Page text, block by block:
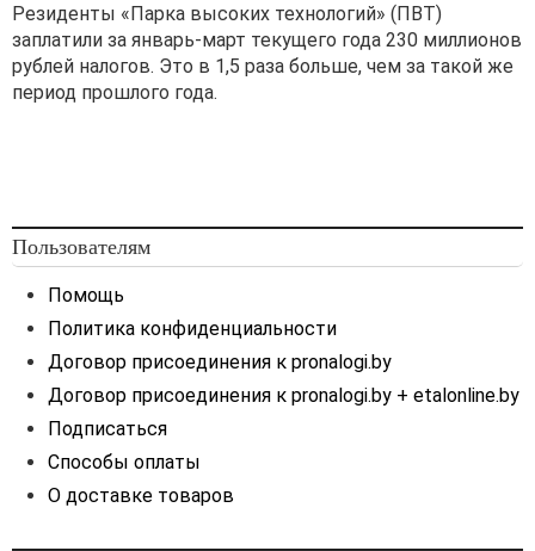
Резиденты «Парка высоких технологий» (ПВТ)
заплатили за январь-март текущего года 230 миллионов
рублей налогов. Это в 1,5 раза больше, чем за такой же
период прошлого года.
Пользователям
Помощь
Политика конфиденциальности
Договор присоединения к pronalogi.by
Договор присоединения к pronalogi.by + etalonline.by
Подписаться
Способы оплаты
О доставке товаров